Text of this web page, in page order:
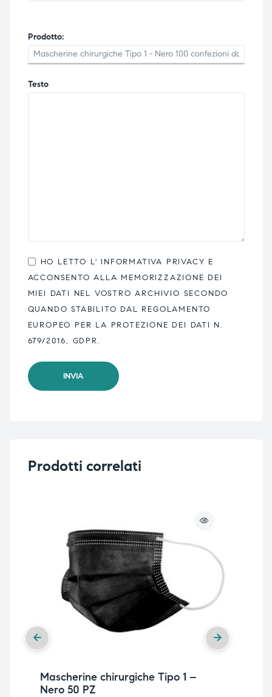
Prodotto:
Testo
HO LETTO L' INFORMATIVA PRIVACY E
ACCONSENTO ALLA MEMORIZZAZIONE DEI
MIEI DATI NEL VOSTRO ARCHIVIO SECONDO
QUANDO STABILITO DAL REGOLAMENTO
EUROPEO PER LA PROTEZIONE DEI DATI N.
679/2016, GDPR.
Prodotti correlati
Mascherine chirurgiche Tipo 1 –
Nero 50 PZ